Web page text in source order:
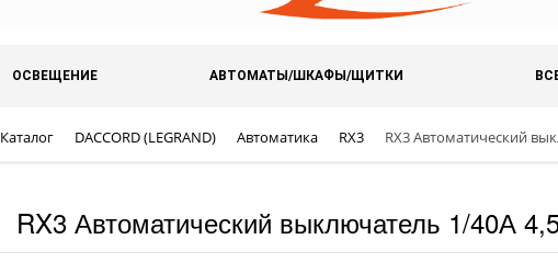
ОСВЕЩЕНИЕ АВТОМАТЫ/ШКАФЫ/ЩИТКИ
Каталог DACCORD (LEGRAND) Автоматика RX3 RX3 Автоматический
RX3 Автоматический выключатель 1/40А